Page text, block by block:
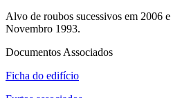
Alvo de roubos sucessivos em 2006
Novembro 1993.
Documentos Associados
Ficha do edifício